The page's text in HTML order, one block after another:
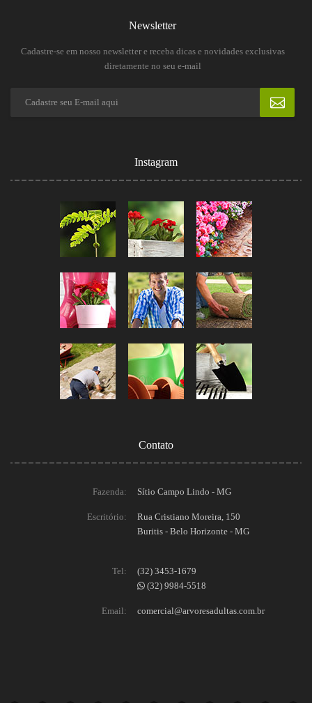
Newsletter
Cadastre-se em nosso newsletter e receba dicas e novidades exclusivas
diretamente no seu e-mail
Instagram
Contato
Fazenda: Sítio Campo Lindo - MG
Escritório:
Rua Cristiano Moreira, 150
Buritis - Belo Horizonte - MG
Tel:
(32) 3453-1679
(32) 9984-5518
Email: comercial@arvoresadultas.com.br